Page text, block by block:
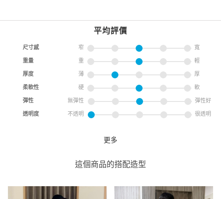
平均評價
尺寸感 窄 寬
重量 重 輕
厚度 薄 厚
柔軟性 硬 軟
彈性 無彈性 彈性好
透明度 不透明 很透明
coen
158cm
更多
這個商品的搭配造型